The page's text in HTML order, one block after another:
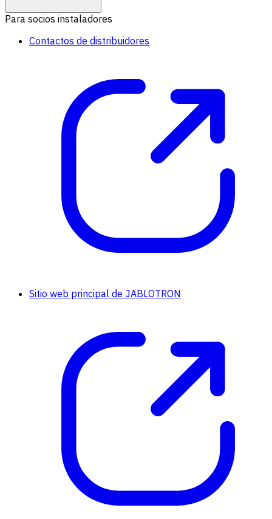
Para socios instaladores
Contactos de distribuidores
Sitio web principal de JABLOTRON